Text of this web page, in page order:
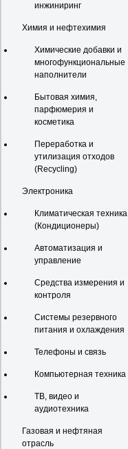
инжиниринг
Химия и нефтехимия
Химические добавки и
многофункциональные
наполнители
Бытовая химия,
парфюмерия и
косметика
Переработка и
утилизация отходов
(Recycling)
Электроника
Климатическая техника
(Кондиционеры)
Автоматизация и
управление
Средства измерения и
контроля
Системы резервного
питания и охлаждения
Телефоны и связь
Компьютерная техника
ТВ, видео и
аудиотехника
Газовая и нефтяная
отрасль